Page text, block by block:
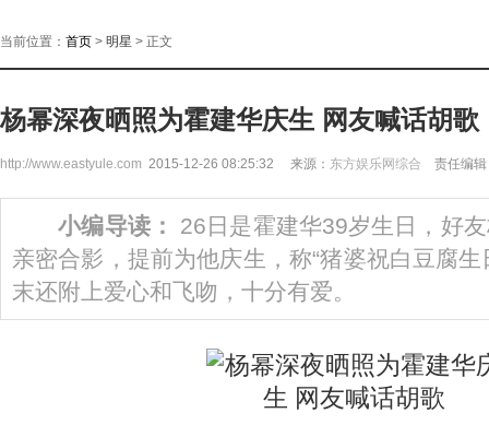
当前位置： 首页 > 明星 > 正文
杨幂深夜晒照为霍建华庆生 网友喊话胡歌
http://www.eastyule.com 2015-12-26 08:25:32 来源： 东方娱乐网综合 责任编辑
小编导读：
26日是霍建华39岁生日，好
亲密合影，提前为他庆生，称“猪婆祝白豆腐
末还附上爱心和飞吻，十分有爱。